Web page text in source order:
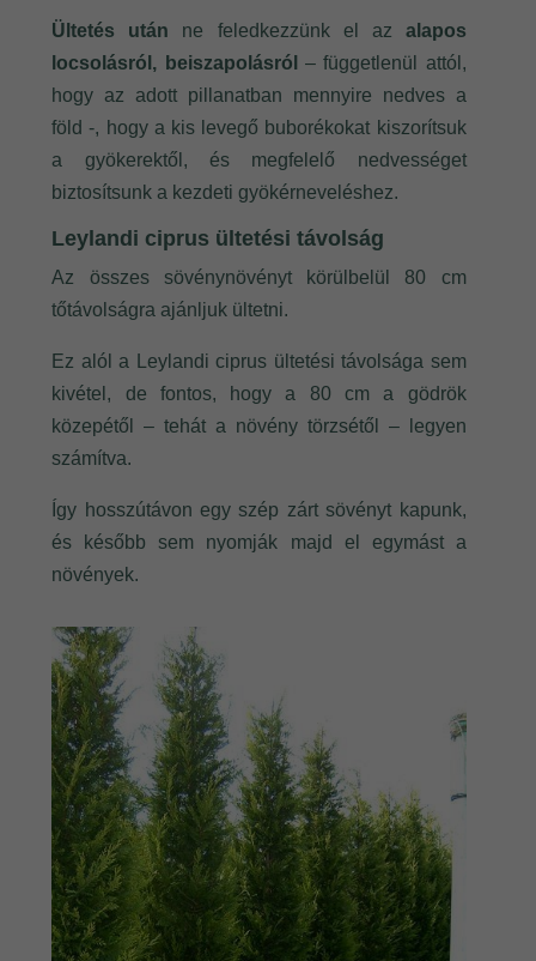
Ültetés után ne feledkezzünk el az alapos
locsolásról, beiszapolásról
– függetlenül attól,
hogy az adott pillanatban mennyire nedves a
föld -, hogy a kis levegő buborékokat kiszorítsuk
a gyökerektől, és megfelelő nedvességet
biztosítsunk a kezdeti gyökérneveléshez.
Leylandi ciprus ültetési távolság
Az összes sövénynövényt körülbelül 80 cm
tőtávolságra ajánljuk ültetni.
Ez alól a Leylandi ciprus ültetési távolsága sem
kivétel, de fontos, hogy a 80 cm a gödrök
közepétől – tehát a növény törzsétől – legyen
számítva.
Így hosszútávon egy szép zárt sövényt kapunk,
és később sem nyomják majd el egymást a
növények.